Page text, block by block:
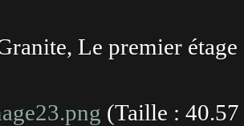
Le premier
(Taille :